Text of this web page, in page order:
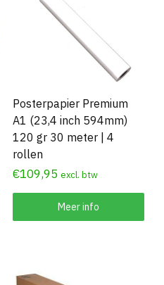
Posterpapier Premium
A1 (23,4 inch 594mm)
120 gr 30 meter | 4
rollen
€109,95 excl. btw
Meer info